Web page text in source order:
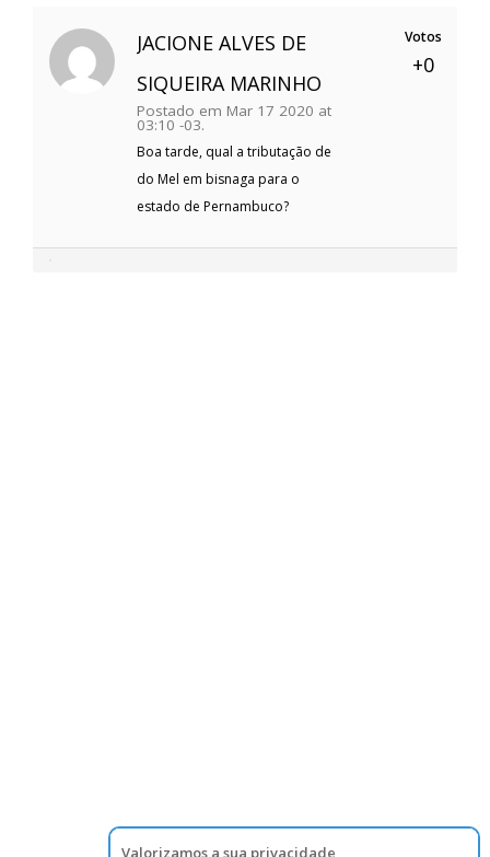
JACIONE ALVES DE
SIQUEIRA MARINHO
Postado em Mar 17 2020 at
03:10 -03.
Boa tarde, qual a tributação de
do Mel em bisnaga para o
estado de Pernambuco?
Votos
+0
Valorizamos a sua privacidade